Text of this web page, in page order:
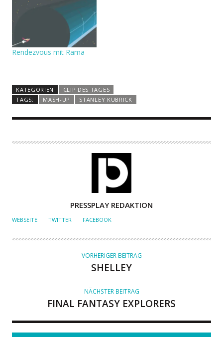
Rendezvous mit Rama
KATEGORIEN
CLIP DES TAGES
TAGS:
MASH-UP STANLEY KUBRICK
U
O
PRESSPLAY REDAKTION
WEBSEITE TWITTER FACEBOOK
VORHERIGER BEITRAG
SHELLEY
NÄCHSTER BEITRAG
FINAL FANTASY EXPLORERS